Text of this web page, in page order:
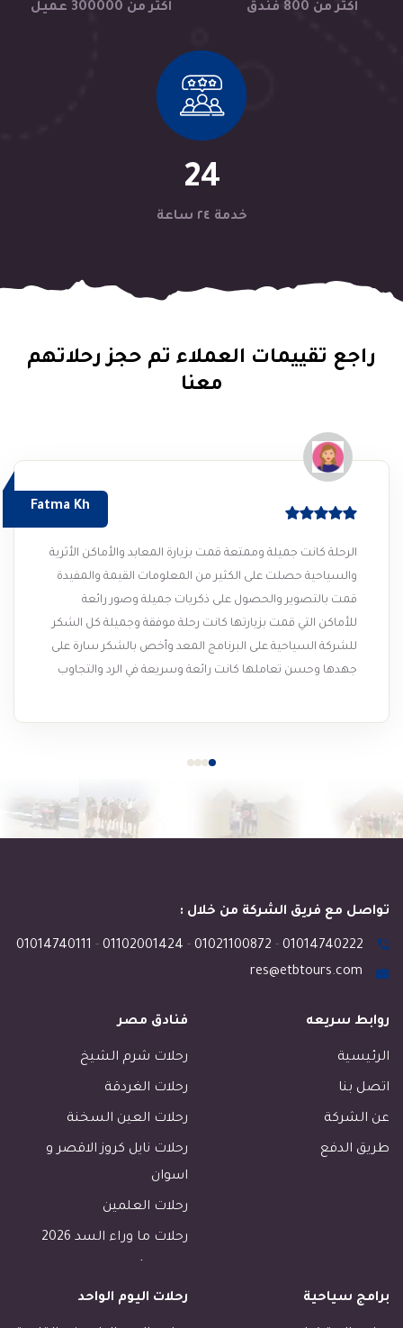
اكتر من 800 فندق اكثر من 300000 عميل
24
خدمة ٢٤ ساعة
راجع تقييمات العملاء تم حجز رحلاتهم
معنا
Fatma Kh
الرحلة كانت جميلة وممتعة قمت بزيارة المعابد والأماكن الأثرية
والسياحية حصلت على الكثير من المعلومات القيمة والمفيدة
قمت بالتصوير والحصول على ذكريات جميلة وصور رائعة
للأماكن التي قمت بزيارتها كانت رحلة موفقة وجميلة كل الشكر
للشركة السياحية على البرنامج المعد وأخص بالشكر سارة على
جهدها وحسن تعاملها كانت رائعة وسريعة في الرد والتجاوب
تواصل مع فريق الشركة من خلال :
01014740222
-
01021100872
-
01102001424
-
01014740111
res@etbtours.com
روابط سريعه
الرئيسية
اتصل بنا
عن الشركة
طريق الدفع
فنادق مصر
رحلات شرم الشيخ
رحلات الغردقة
رحلات العين السخنة
رحلات نايل كروز الاقصر و
اسوان
رحلات العلمين
رحلات ما وراء السد 2026
رحلات طابا برامج سياحية رحلات اليوم الواحد